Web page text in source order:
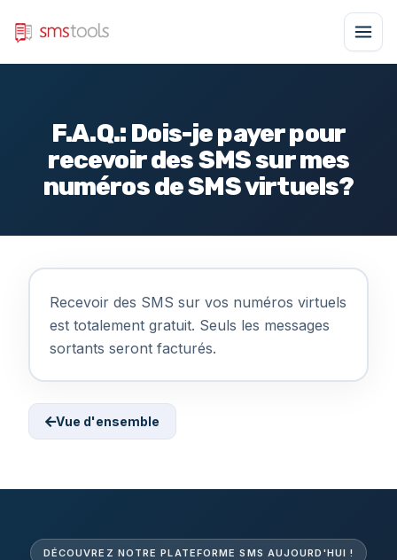
F.A.Q.: Dois-je payer pour
recevoir des SMS sur mes
numéros de SMS virtuels?
Recevoir des SMS sur vos numéros virtuels
est totalement gratuit. Seuls les messages
sortants seront facturés.
Vue d'ensemble
DÉCOUVREZ NOTRE PLATEFORME SMS AUJOURD'HUI !